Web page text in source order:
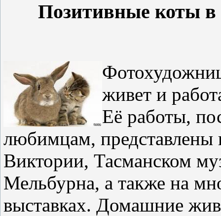
Позитивные коты в
живет и
Её работы,
любимцам, представлены
Виктории, Тасманском
Мельбурна, а также на
выставках. Домашние